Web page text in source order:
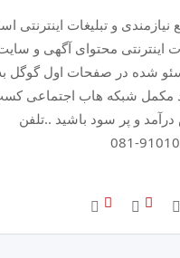
نیازمندی و تبلیغات اینترنتی
اینترنتی محتوای آگهی و
شده در صفحات اول گوگل
مکمل شبکه هاب اجتماعی
و پر سود باشید ..تلفن